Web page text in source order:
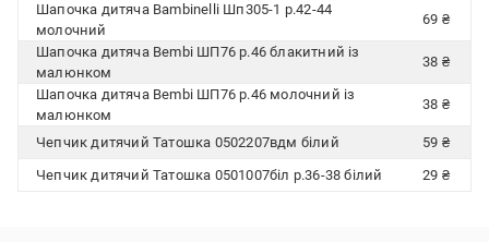
Шапочка дитяча Bambinelli Шп305-1 р.42-44
молочний
69 ₴
Шапочка дитяча Bembi ШП76 р.46 блакитний із
малюнком
38 ₴
Шапочка дитяча Bembi ШП76 р.46 молочний із
малюнком
38 ₴
Чепчик дитячий Татошка 0502207вдм білий
59 ₴
Чепчик дитячий Татошка 0501007біл р.36-38 білий
29 ₴